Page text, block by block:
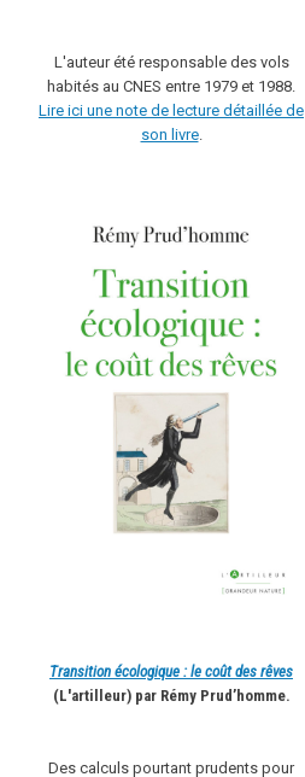
L'auteur été responsable des vols
habités au CNES entre 1979 et 1988.
Lire ici une note de lecture détaillée de
son livre.
Transition écologique : le coût des rêves
(L'artilleur) par Rémy Prud’homme.
Des calculs pourtant prudents pour